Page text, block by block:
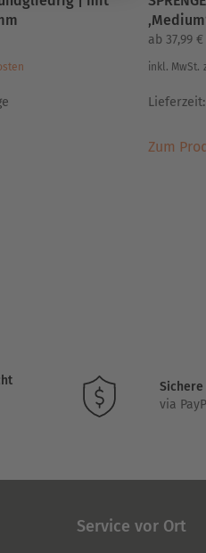
ab 37,99 €
inkl. MwSt.
Lieferzeit:
Zum
via
Service vor Ort